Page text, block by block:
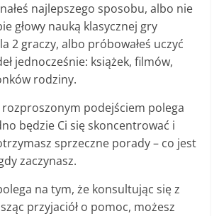
najlepszego sposobu, albo nie
głowy nauką klasycznej gry
2 graczy, albo próbowałeś uczyć
jednocześnie: książek, filmów,
rodziny.
podejściem polega
będzie Ci się skoncentrować i
sprzeczne porady – co jest
zaczynasz.
na tym, że konsultując się z
przyjaciół o pomoc, możesz